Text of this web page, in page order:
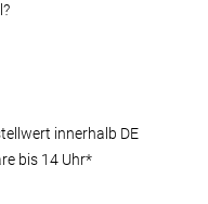
innerhalb DE
bis 14 Uhr*